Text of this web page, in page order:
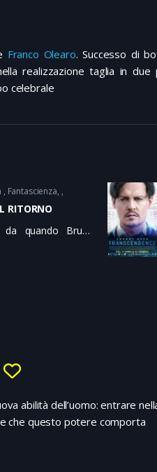
Franco Olearo. Successo di
realizzazione taglia in due
celebrale
Fantascienza
RITORNO
quando Bruce
mercenario,
misteriosa.
colpo alla
di più si agita nei
nuovamente
affrontare la prova
abilità dell’uomo: entrare
che questo potere comporta